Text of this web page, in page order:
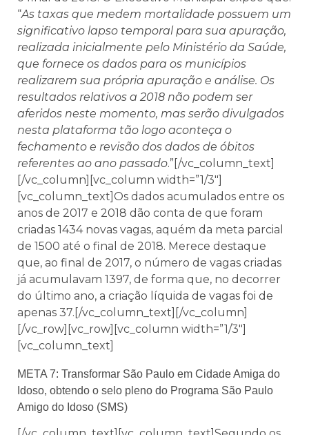
“As taxas que medem mortalidade possuem um
significativo lapso temporal para sua apuração,
realizada inicialmente pelo Ministério da Saúde,
que fornece os dados para os municípios
realizarem sua própria apuração e análise. Os
resultados relativos a 2018 não podem ser
aferidos neste momento, mas serão divulgados
nesta plataforma tão logo aconteça o
fechamento e revisão dos dados de óbitos
referentes ao ano passado.”[/vc_column_text]
[/vc_column][vc_column width=”1/3″]
[vc_column_text]Os dados acumulados entre os
anos de 2017 e 2018 dão conta de que foram
criadas 1434 novas vagas, aquém da meta parcial
de 1500 até o final de 2018. Merece destaque
que, ao final de 2017, o número de vagas criadas
já acumulavam 1397, de forma que, no decorrer
do último ano, a criação líquida de vagas foi de
apenas 37.[/vc_column_text][/vc_column]
[/vc_row][vc_row][vc_column width=”1/3″]
[vc_column_text]
META 7: Transformar São Paulo em Cidade Amiga do
Idoso, obtendo o selo pleno do Programa São Paulo
Amigo do Idoso (SMS)